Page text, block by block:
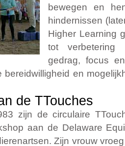
bewegen en
hindernissen
Higher Learning
tot verbetering
gedrag, focus
bereidwilligheid en
de TTouches
zijn de circulaire
aan de Delaware
Zijn vrouw